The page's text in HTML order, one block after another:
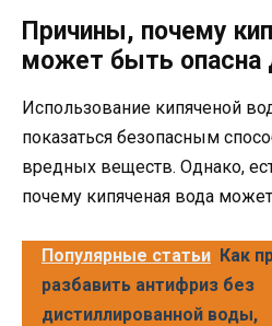
Причины, почему
может быть опасна
Использование кипяченой
показаться безопасным
вредных веществ. Однако,
почему кипяченая вода
Популярные статьи Как
разбавить антифриз без
дистиллированной воды,